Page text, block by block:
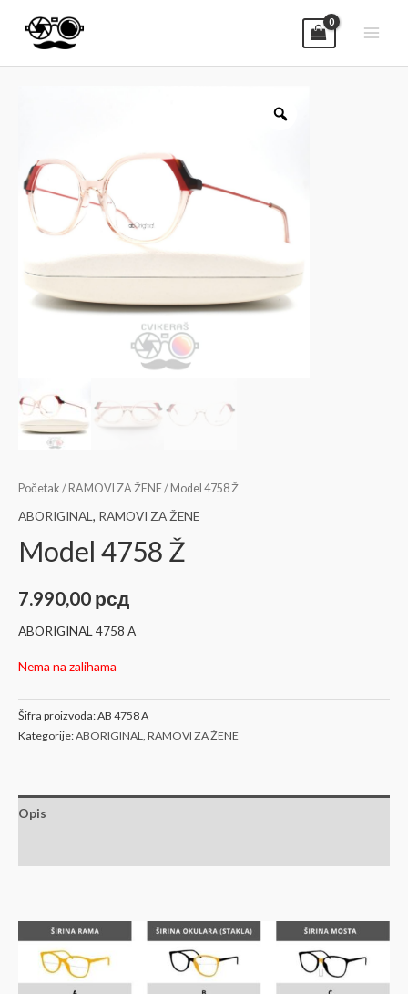
Početak / RAMOVI ZA ŽENE/ Model 4758 Ž
ABORIGINAL , RAMOVI ZA ŽENE
Model 4758 Ž
7.990,00 рсд
ABORIGINAL 4758 A
Nema na zalihama
Šifra proizvoda:AB 4758 A
Kategorije:ABORIGINAL RAMOVI ZA ŽENE
Opis